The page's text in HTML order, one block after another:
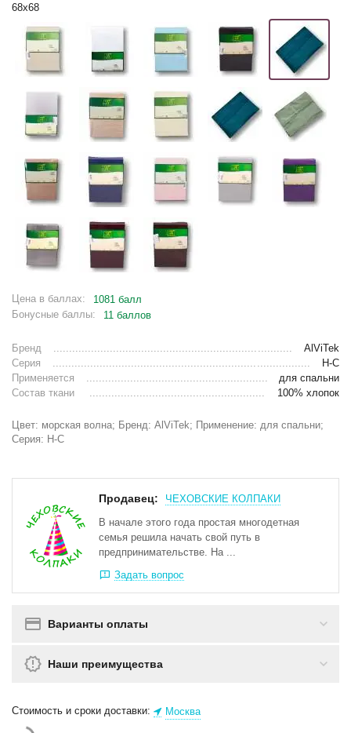
68х68
Цена в баллах:
1081 балл
Бонусные баллы:
11 баллов
Бренд
AlViTek
Серия
Н-С
Применяется
для спальни
Состав ткани
100% хлопок
Цвет: морская волна; Бренд: AlViTek; Применение: для спальни;
Серия: Н-С
Продавец:
ЧЕХОВСКИЕ КОЛПАКИ
В начале этого года простая многодетная
семья решила начать свой путь в
предпринимательстве. На ...
Задать вопрос
Варианты оплаты
Наши преимущества
Стоимость и сроки доставки: Москва